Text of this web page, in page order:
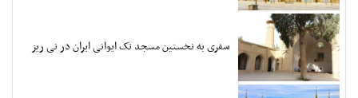
سفری به نخستین مسجد تک ایوانی ایران در نی ریز